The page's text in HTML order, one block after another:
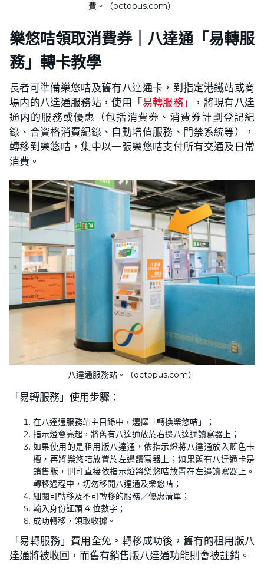
費。（octopus.com）
樂悠咭領取消費券｜八達通「易轉服
務」轉卡教學
長者可準備樂悠咭及舊有八達通卡，到指定港鐵站或商
場内的八達通服務站，使用
「易轉服務」
，將現有八達
通内的服務或優惠（包括消費券、消費券計劃登記紀
錄、合資格消費紀錄、自動增值服務、門禁系統等），
轉移到樂悠咭，集中以一張樂悠咭支付所有交通及日常
消費。
八達通服務站。（octopus.com）
「易轉服務」使用步驟：
在八達通服務站主目錄中，選擇「轉換樂悠咭」；
指示燈會亮起，將舊有八達通放於右邊八達通讀寫器上；
如果使用的是租用版八達通，依指示燈將八達通放入藍色卡
槽，再將樂悠咭放置於左邊讀寫器上；如果舊有八達通卡是
銷售版，則可直接依指示燈將樂悠咭放置在左邊讀寫器上。
轉移過程中，切勿移開八達通及樂悠咭；
細閱可轉移及不可轉移的服務／優惠清單；
輸入身份証頭 4 位數字；
成功轉移，領取收據。
「易轉服務」費用全免。轉移成功後，舊有的租用版八
達通將被收回，而舊有銷售版八達通功能則會被註銷。